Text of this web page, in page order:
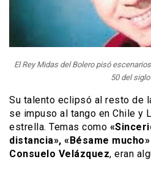
El Rey Midas del Bolero pisó
50 del siglo
Su talento eclipsó al resto de
se impuso al tango en Chile y
estrella. Temas como
distancia», «Bésame mucho»
Consuelo Velázquez, eran